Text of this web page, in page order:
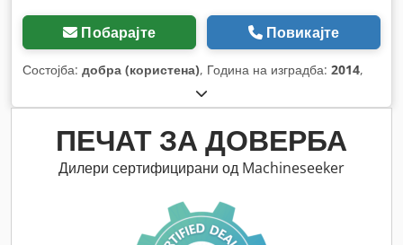
Побарајте Повикајте
Состојба: добра (користена), Година на изградба: 2014,
ПЕЧАТ ЗА ДОВЕРБА
Дилери сертифицирани од Machineseeker